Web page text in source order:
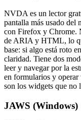
NVDA es un lector
pantalla más usado del
con Firefox y Chrome.
de ARIA y HTML, lo
base: si algo está roto
claridad. Tiene dos
leer y navegar por la
en formularios y
son los widgets que no
JAWS (Windows)